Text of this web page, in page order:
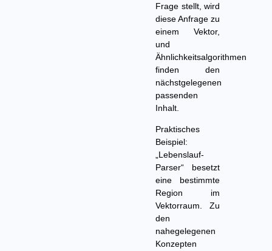
Frage stellt, wird
diese Anfrage zu
einem Vektor,
und
Ähnlichkeitsalgorithmen
finden den
nächstgelegenen
passenden
Inhalt.
Praktisches
Beispiel:
„Lebenslauf-
Parser“ besetzt
eine bestimmte
Region im
Vektorraum. Zu
den
nahegelegenen
Konzepten